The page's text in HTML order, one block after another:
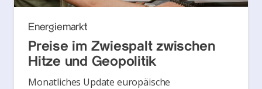
Energiemarkt
Preise im Zwiespalt zwischen
Hitze und Geopolitik
Monatliches Update europäische